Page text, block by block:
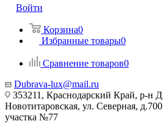
Войти
Корзина0
Избранные товары0
Сравнение товаров0
Dubrava-lux@mail.ru
353211, Краснодарский Край, р-н
Новотитаровская, ул. Северная,
участка №77